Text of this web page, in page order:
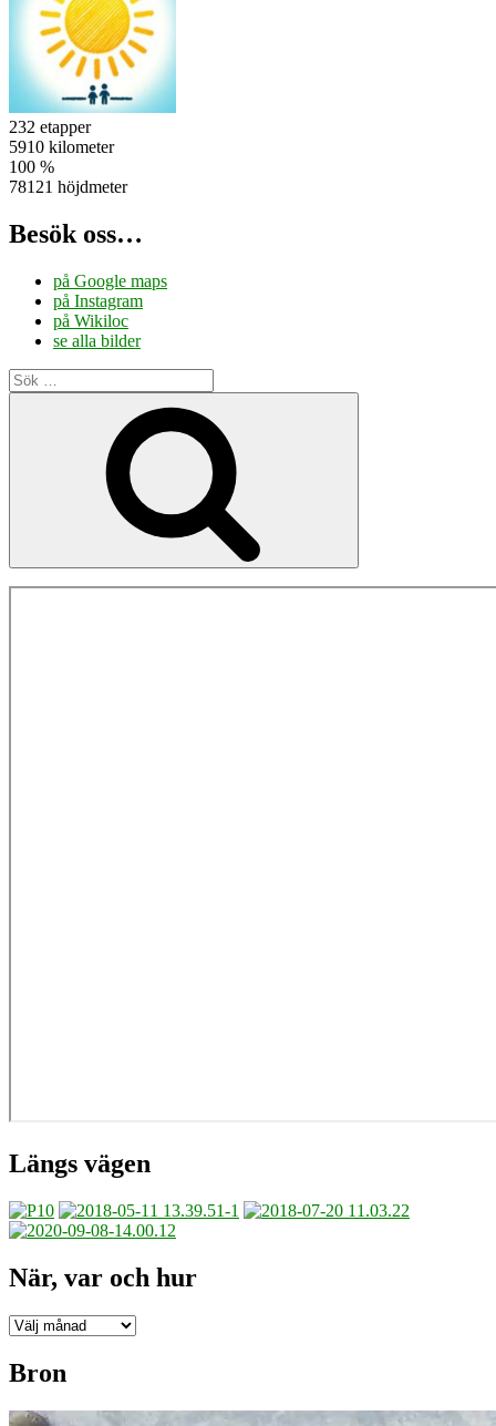
232 etapper
5910 kilometer
100 %
78121 höjdmeter
Besök oss…
på Google maps
på Instagram
på Wikiloc
se alla bilder
Sök
efter:
Längs vägen
När, var och hur
När,
och
hur
Bron